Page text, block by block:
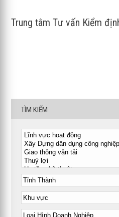
Trung tâm Tư vấn Kiểm
TÌM KIẾM